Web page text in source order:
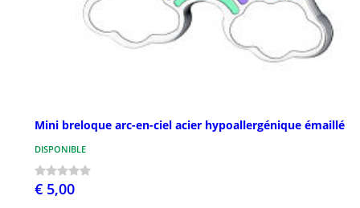
Mini breloque arc-en-ciel acier hypoallergénique émaillé
DISPONIBLE
€ 5,00